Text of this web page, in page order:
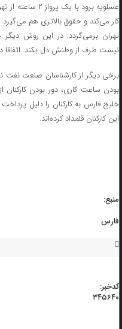
عسلویه برود با
کار می‌کند و حقوق بالاتری هم می‌گیرد.
تهران برمی‌گردد. در این روش
نیست طرف از وطنش دل بکند. اتفاقا
برخی دیگر از کارشناسان صنعت نفت
بودن ساعت کاری، دور بودن کارکنان
خلیج فارس به کارکنان را دلیل
این کارکنان قلمداد کرده‌اند.
منبع:
فارس
کدخبر:
۳۴۵۶۴۰